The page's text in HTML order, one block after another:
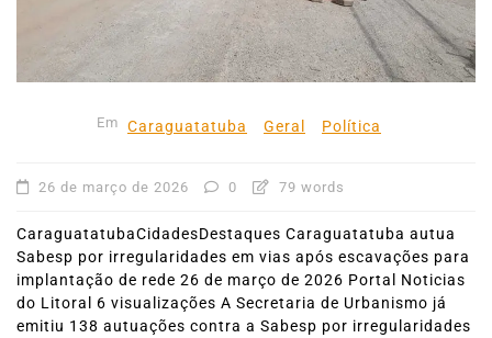
Em Caraguatatuba Geral Política
26 de março de 2026 0 79 words
CaraguatatubaCidadesDestaques Caraguatatuba autua
Sabesp por irregularidades em vias após escavações para
implantação de rede 26 de março de 2026 Portal Noticias
do Litoral 6 visualizações A Secretaria de Urbanismo já
emitiu 138 autuações contra a Sabesp por irregularidades